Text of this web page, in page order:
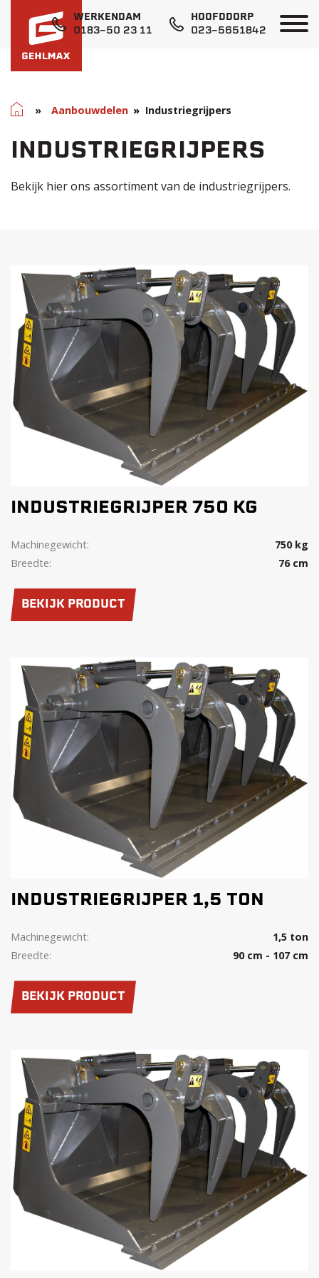
WERKENDAM
0183-50 23 11
HOOFDDORP
023-5651842
Home
» Aanbouwdelen Industriegrijpers
INDUSTRIEGRIJPERS
Bekijk hier ons assortiment van de industriegrijpers.
INDUSTRIEGRIJPER 750 KG
Machinegewicht:
750 kg
Breedte:
76 cm
BEKIJK PRODUCT
INDUSTRIEGRIJPER 1,5 TON
Machinegewicht:
1,5 ton
Breedte:
90 cm - 107 cm
BEKIJK PRODUCT